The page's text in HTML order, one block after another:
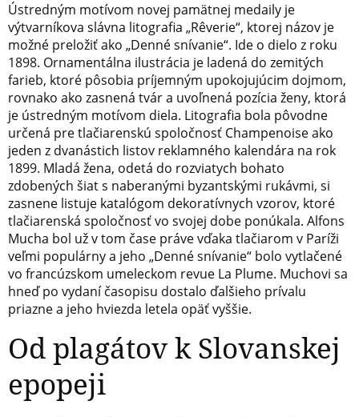
Ústredným motívom novej pamätnej medaily je
výtvarníkova slávna litografia „Rêverie“, ktorej názov je
možné preložiť ako „Denné snívanie“. Ide o dielo z roku
1898. Ornamentálna ilustrácia je ladená do zemitých
farieb, ktoré pôsobia príjemným upokojujúcim dojmom,
rovnako ako zasnená tvár a uvoľnená pozícia ženy, ktorá
je ústredným motívom diela. Litografia bola pôvodne
určená pre tlačiarenskú spoločnosť Champenoise ako
jeden z dvanástich listov reklamného kalendára na rok
1899. Mladá žena, odetá do rozviatych bohato
zdobených šiat s naberanými byzantskými rukávmi, si
zasnene listuje katalógom dekoratívnych vzorov, ktoré
tlačiarenská spoločnosť vo svojej dobe ponúkala. Alfons
Mucha bol už v tom čase práve vďaka tlačiarom v Paríži
veľmi populárny a jeho „Denné snívanie“ bolo vytlačené
vo francúzskom umeleckom revue La Plume. Muchovi sa
hneď po vydaní časopisu dostalo ďalšieho prívalu
priazne a jeho hviezda letela opäť vyššie.
Od plagátov k Slovanskej
epopeji